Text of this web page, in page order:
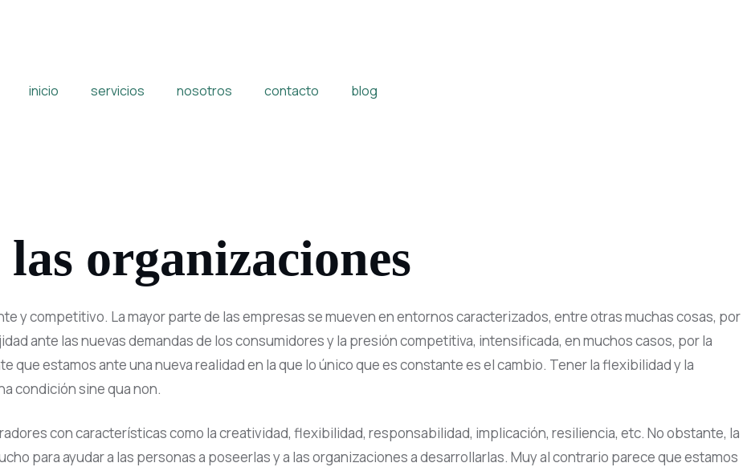
inicio servicios nosotros contacto blog
organizaciones
y competitivo. La mayor parte de las empresas se mueven en entornos caracterizados, entre otras muchas cosas, por
ante las nuevas demandas de los consumidores y la presión competitiva, intensificada, en muchos casos, por la
que estamos ante una nueva realidad en la que lo único que es constante es el cambio. Tener la flexibilidad y la
condición sine qua non.
con características como la creatividad, flexibilidad, responsabilidad, implicación, resiliencia, etc. No obstante, la
para ayudar a las personas a poseerlas y a las organizaciones a desarrollarlas. Muy al contrario parece que estamos